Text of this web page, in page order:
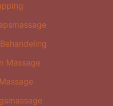
Massage